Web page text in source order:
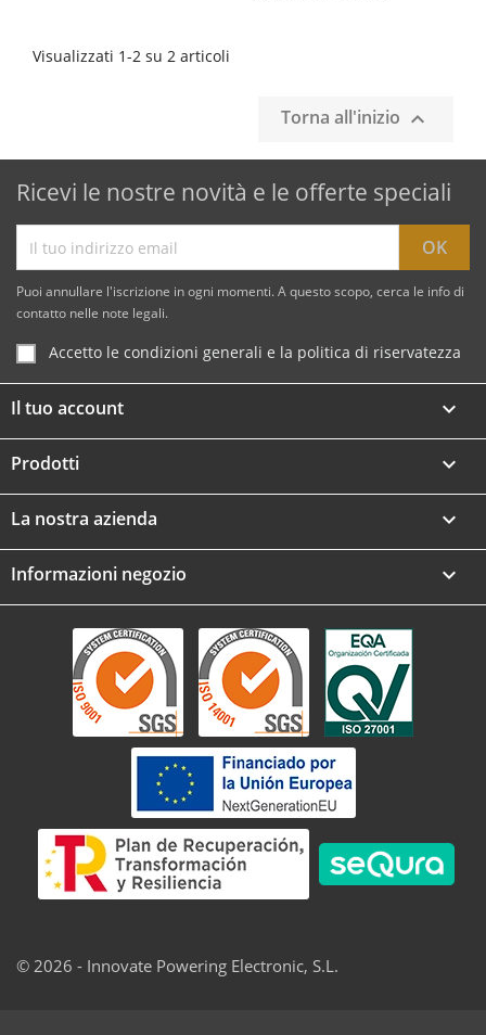
Visualizzati 1-2 su 2 articoli
Torna all'inizio 
Ricevi le nostre novità e le offerte speciali
Puoi annullare l'iscrizione in ogni momenti. A questo scopo, cerca le info di
contatto nelle note legali.
Accetto le condizioni generali e la politica di riservatezza
Il tuo account 
Prodotti 
La nostra azienda 
Informazioni negozio keyboard_arrow_down
© 2026 - Innovate Powering Electronic, S.L.